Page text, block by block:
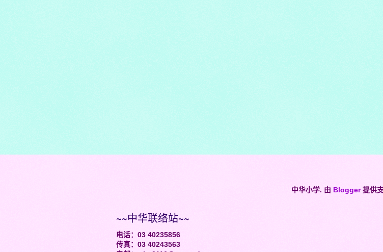
中华小学. 由 Blogger提供
~~中华联络站~~
电话：03 40235856
传真：03 40243563